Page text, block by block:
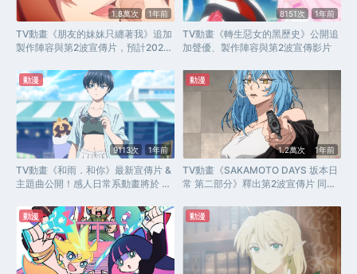
1.8萬次 1年前
TV動畫《朋友的妹妹只纏著我》追加
製作陣容與第2波宣傳片，預計2025
8151次 1年前
TV動畫《轉生惡女的黑歷史》公開追
加聲優、製作陣容與第2波宣傳影片
9113次 1年前
動漫
TV動畫《和雨．和你》最新宣傳片 &
主題曲公開！感人日常系動畫將於 7
1.2萬次 1年前
動漫
TV動畫《SAKAMOTO DAYS 坂本日
常 第二部分》釋出第2波宣傳片 同步
動漫 動漫